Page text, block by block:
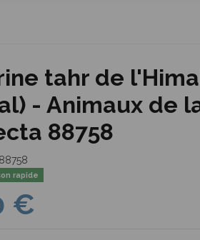
tahr de
- Animaux de
88758
88758
rapide
€